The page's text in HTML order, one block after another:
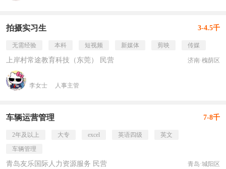
拍摄实习生 3-4.5千
无需经验 本科 短视频 新媒体 剪映 传媒
上岸村常途教育科技（东莞） 民营 济南·槐荫区
李女士 人事主管
车辆运营管理 7-8千
2年及以上 大专 excel 英语四级
英文
车辆管理
青岛友乐国际人力资源服务 民营 青岛·城阳区